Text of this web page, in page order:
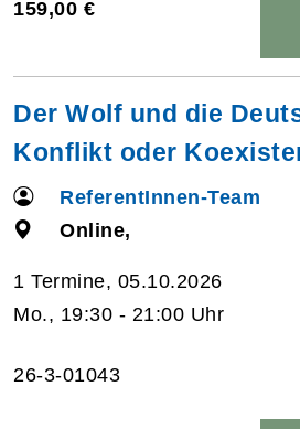
159,00 €
Der Wolf und die
Konflikt oder
ReferentInnen-Team
Online,
1 Termine, 05.10.2026
Mo., 19:30 - 21:00 Uhr
26-3-01043